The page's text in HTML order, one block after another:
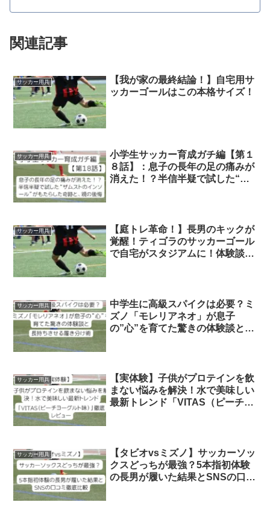
関連記事
サッカー用具
【我が家の最終結論！】自宅用サ
ッカーゴールはこの本格サイズ！
サッカー用具
小学生サッカー育成ガチ編【第１
８話】：息子の長年の足の痛みが
消えた！？半信半疑で試した“ザ
サッカー用具
【庭トレ革命！】長男のキックが
覚醒！ティゴラのサッカーゴール
で自宅がスタジアムに！体験談と
サッカー用具
中学生に高級スパイクは必要？ミ
ズノ「モレリアネオ」が息子
の”心”を育てた驚きの体験談と長
サッカー用具
【実体験】子供がプロテインを飲
まない悩みを解決！水で美味しい
最新トレンド「VITAS（ピーチヨ
サッカー用具
【タビオvsミズノ】サッカーソッ
クスどっちが最強？5本指初体験
の長男が履いた結果とSNSの口コ